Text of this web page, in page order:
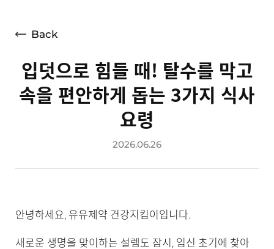
Back
입덧으로 힘들 때! 탈수를 막고
속을 편안하게 돕는 3가지 식사
요령
2026.06.26
안녕하세요, 유유제약 건강지킴이입니다.
새로운 생명을 맞이하는 설렘도 잠시, 임신 초기에 찾아